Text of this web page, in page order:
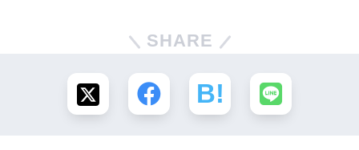
SHARE